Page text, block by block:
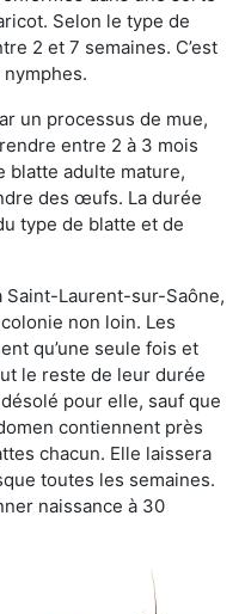
Selon le type de
2 et 7 semaines. C’est
un processus de mue,
entre 2 à 3 mois
blatte adulte mature,
des œufs. La durée
type de blatte et de
Saint-Laurent-sur-Saône,
non loin. Les
qu’une seule fois et
le reste de leur durée
pour elle, sauf que
contiennent près
chacun. Elle laissera
toutes les semaines.
naissance à 30